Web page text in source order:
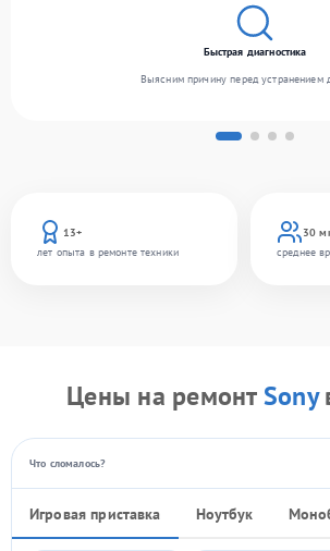
13+
лет опыта в ремонте техники
30
среднее
Быстрая диагностика
Выясним причину перед устранением
Цены на ремонтSony
Что сломалось?
Игровая приставка Ноутбук